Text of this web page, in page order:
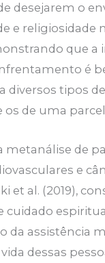
desejarem o
e religiosidade
que a
é
diversos tipos
de uma
metanálise de
e
et al. (2019),
cuidado
da assistência
dessas